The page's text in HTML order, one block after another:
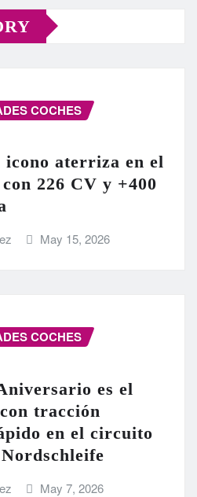
COCHES
aterriza en el
226 CV y +400
May 15, 2026
COCHES
es el
tracción
en el circuito
May 7, 2026